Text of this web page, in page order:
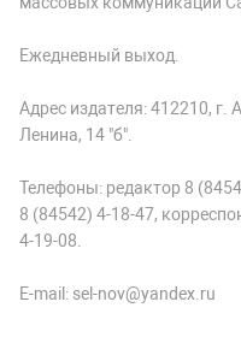
Ежедневный выход.
Адрес издателя: 412210, г.
Ленина, 14 "б".
Телефоны: редактор 8
8 (84542) 4-18-47,
4-19-08.
E-mail: sel-nov@yandex.ru